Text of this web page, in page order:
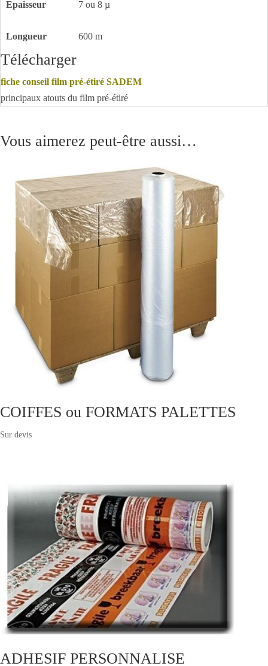
Epaisseur 7 ou 8 µ
Longueur 600 m
Télécharger
fiche conseil film pré-étiré SADEM
principaux atouts du film pré-étiré
Vous aimerez peut-être aussi…
COIFFES ou FORMATS PALETTES
Sur devis
ADHESIF PERSONNALISE